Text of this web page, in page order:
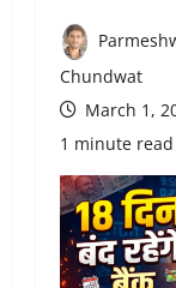
Chundwat
March 1,
1 minute read